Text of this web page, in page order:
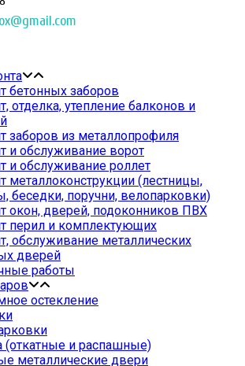
бетонных заборов
отделка, утепление балконов и
заборов из металлопрофиля
и обслуживание ворот
и обслуживание роллет
металлоконструкции (лестницы,
беседки, поручни, велопарковки)
окон, дверей, подоконников ПВХ
перил и комплектующих
обслуживание металлических
дверей
работы
остекление
(откатные и распашные)
металлические двери